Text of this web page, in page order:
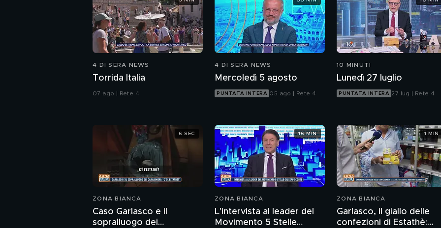
4 DI SERA NEWS
Torrida Italia
07 ago | Rete 4
4 DI SERA NEWS
Mercoledì 5 agosto
PUNTATA INTERA 05 ago | Rete 4
10 MINUTI
Lunedì 27 luglio
PUNTATA INTERA 27 lug | Rete 4
ZONA BIANCA
Caso Garlasco e il
sopralluogo dei
6 SEC
ZONA BIANCA
L'intervista al leader del
Movimento 5 Stelle
16 MIN
ZONA BIANCA
Garlasco, il giallo delle
confezioni di Estathè:
1 MIN